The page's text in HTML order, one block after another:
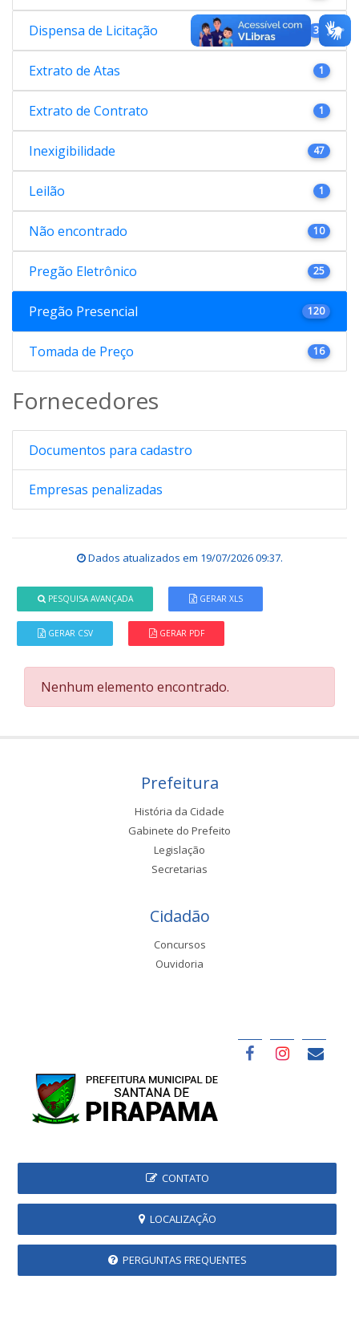
Dispensa de Licitação 38
Extrato de Atas 1
Extrato de Contrato 1
Inexigibilidade 47
Leilão 1
Não encontrado 10
Pregão Eletrônico 25
Pregão Presencial 120
Tomada de Preço 16
Fornecedores
Documentos para cadastro
Empresas penalizadas
Dados atualizados em 19/07/2026 09:37.
PESQUISA AVANÇADA GERAR XLS
GERAR CSV GERAR PDF
Nenhum elemento encontrado.
Prefeitura
História da Cidade
Gabinete do Prefeito
Legislação
Secretarias
Cidadão
Concursos
Ouvidoria
CONTATO
LOCALIZAÇÃO
PERGUNTAS FREQUENTES